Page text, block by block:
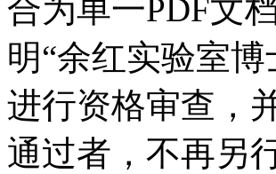
合为单一PDF文
明“余红实验室博
进行资格审查，
通过者，不再另